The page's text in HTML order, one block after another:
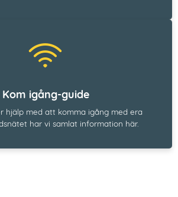
Kom igång-guide
hjälp med att komma igång med era
har vi samlat information här.